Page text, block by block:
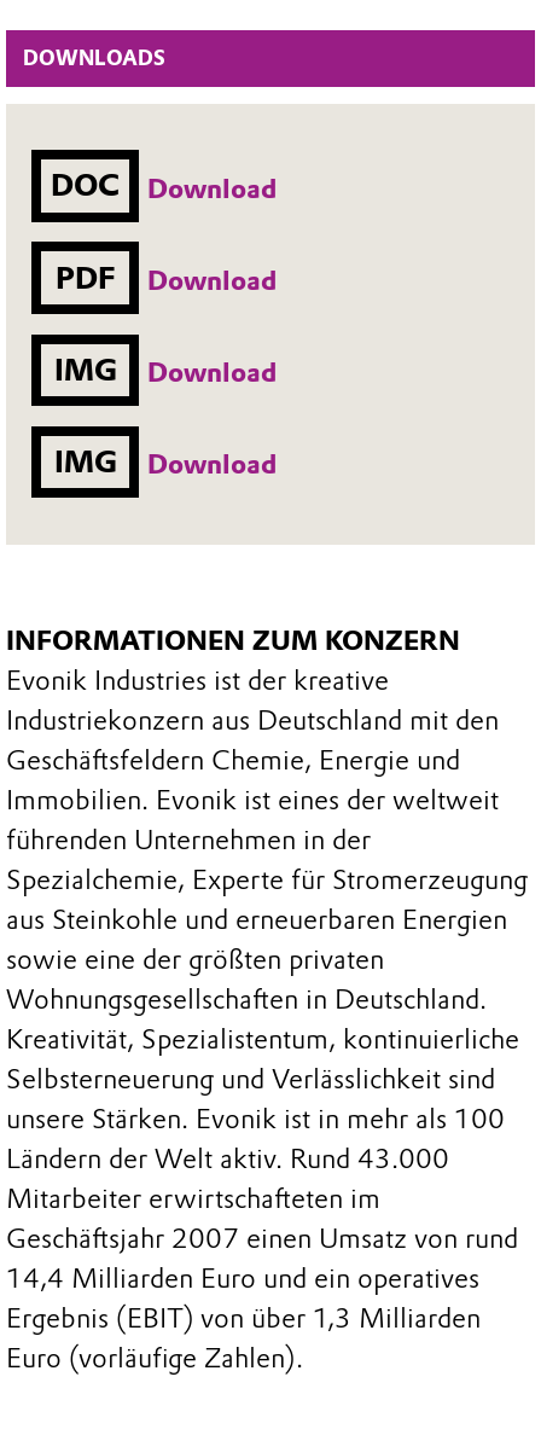
DOWNLOADS
DOC Download
PDF Download
IMG Download
IMG Download
INFORMATIONEN ZUM KONZERN
Evonik Industries ist der kreative
Industriekonzern aus Deutschland mit den
Geschäftsfeldern Chemie, Energie und
Immobilien. Evonik ist eines der weltweit
führenden Unternehmen in der
Spezialchemie, Experte für Stromerzeugung
aus Steinkohle und erneuerbaren Energien
sowie eine der größten privaten
Wohnungsgesellschaften in Deutschland.
Kreativität, Spezialistentum, kontinuierliche
Selbsterneuerung und Verlässlichkeit sind
unsere Stärken. Evonik ist in mehr als 100
Ländern der Welt aktiv. Rund 43.000
Mitarbeiter erwirtschafteten im
Geschäftsjahr 2007 einen Umsatz von rund
14,4 Milliarden Euro und ein operatives
Ergebnis (EBIT) von über 1,3 Milliarden
Euro (vorläufige Zahlen).